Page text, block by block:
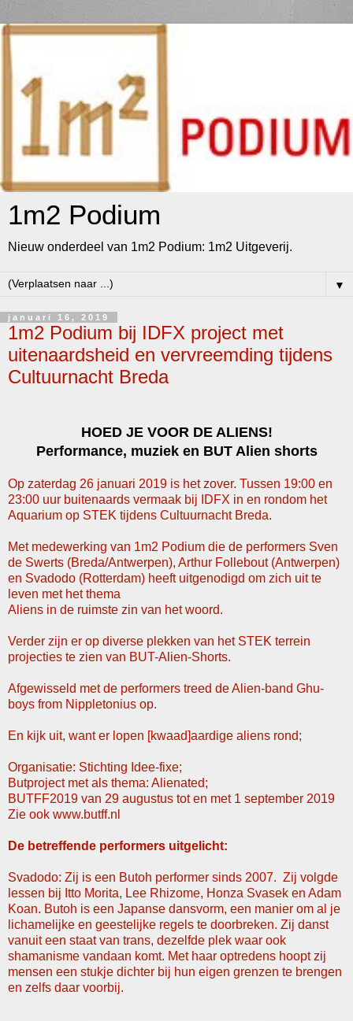
1m2 Podium
Nieuw onderdeel van 1m2 Podium: 1m2 Uitgeverij.
▼
januari 16, 2019
1m2 Podium bij IDFX project met
uitenaardsheid en vervreemding tijdens
Cultuurnacht Breda
HOED JE VOOR DE ALIENS!
Performance, muziek en BUT Alien shorts
Op zaterdag 26 januari 2019 is het zover. Tussen 19:00 en
23:00 uur buitenaards vermaak bij IDFX in en rondom het
Aquarium op STEK tijdens Cultuurnacht Breda.
Met medewerking van 1m2 Podium die de performers Sven
de Swerts (Breda/Antwerpen), Arthur Follebout (Antwerpen)
en Svadodo (Rotterdam) heeft uitgenodigd om zich uit te
leven met het thema
Aliens in de ruimste zin van het woord.
Verder zijn er op diverse plekken van het STEK terrein
projecties te zien van BUT-Alien-Shorts.
Afgewisseld met de performers treed de Alien-band Ghu-
boys from Nippletonius op.
En kijk uit, want er lopen [kwaad]aardige aliens rond;
Organisatie: Stichting Idee-fixe;
Butproject met als thema: Alienated;
BUTFF2019 van 29 augustus tot en met 1 september 2019
Zie ook www.butff.nl
De betreffende performers uitgelicht:
Svadodo: Zij is een Butoh performer sinds 2007. Zij volgde
lessen bij Itto Morita, Lee Rhizome, Honza Svasek en Adam
Koan. Butoh is een Japanse dansvorm, een manier om al je
lichamelijke en geestelijke regels te doorbreken. Zij danst
vanuit een staat van trans, dezelfde plek waar ook
shamanisme vandaan komt. Met haar optredens hoopt zij
mensen een stukje dichter bij hun eigen grenzen te brengen
en zelfs daar voorbij.